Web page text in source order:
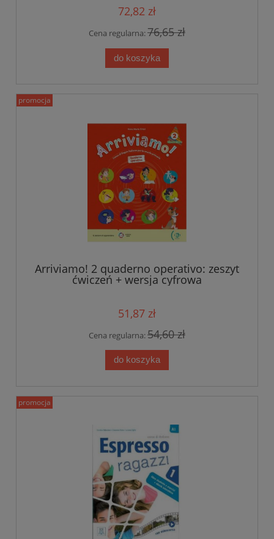
72,82 zł
Cena regularna:76,65 zł
do koszyka
Arriviamo! 2 quaderno operativo: zeszyt
ćwiczeń + wersja cyfrowa
51,87 zł
Cena regularna:54,60 zł
do koszyka
promocja
promocja